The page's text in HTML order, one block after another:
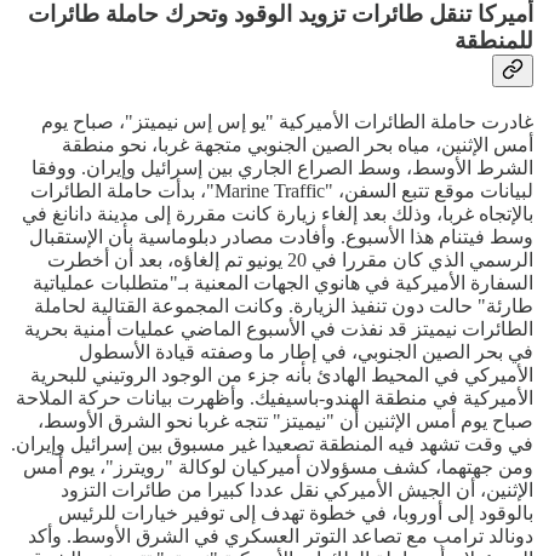
أميركا تنقل طائرات تزويد الوقود وتحرك حاملة طائرات
للمنطقة
غادرت حاملة الطائرات الأميركية "يو إس إس نيميتز"، صباح يوم
أمس الإثنين، مياه بحر الصين الجنوبي متجهة غربا، نحو منطقة
الشرط الأوسط، وسط الصراع الجاري بين إسرائيل وإيران. ووفقا
لبيانات موقع تتبع السفن، "Marine Traffic"، بدأت حاملة الطائرات
بالإتجاه غربا، وذلك بعد إلغاء زيارة كانت مقررة إلى مدينة دانانغ في
وسط فيتنام هذا الأسبوع. وأفادت مصادر دبلوماسية بأن الإستقبال
الرسمي الذي كان مقررا في 20 يونيو تم إلغاؤه، بعد أن أخطرت
السفارة الأميركية في هانوي الجهات المعنية بـ"متطلبات عملياتية
طارئة" حالت دون تنفيذ الزيارة. وكانت المجموعة القتالية لحاملة
الطائرات نيميتز قد نفذت في الأسبوع الماضي عمليات أمنية بحرية
في بحر الصين الجنوبي، في إطار ما وصفته قيادة الأسطول
الأميركي في المحيط الهادئ بأنه جزء من الوجود الروتيني للبحرية
الأميركية في منطقة الهندو-باسيفيك. وأظهرت بيانات حركة الملاحة
صباح يوم أمس الإثنين أن "نيميتز" تتجه غربا نحو الشرق الأوسط،
في وقت تشهد فيه المنطقة تصعيدا غير مسبوق بين إسرائيل وإيران.
ومن جهتهما، كشف مسؤولان أميركيان لوكالة "رويترز"، يوم أمس
الإثنين، أن الجيش الأميركي نقل عددا كبيرا من طائرات التزود
بالوقود إلى أوروبا، في خطوة تهدف إلى توفير خيارات للرئيس
دونالد ترامب مع تصاعد التوتر العسكري في الشرق الأوسط. وأكد